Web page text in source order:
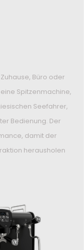
Büro oder
Spitzenmachine,
Seefahrer,
Bedienung. Der
damit der
herausholen